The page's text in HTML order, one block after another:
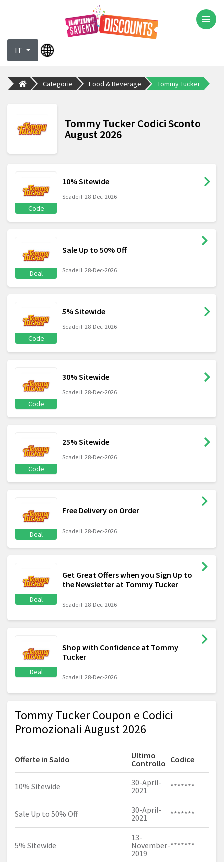
IT
Categorie Food & Beverage Tommy Tucker
Tommy Tucker Codici Sconto
August 2026
Code
10% Sitewide
Scade il: 28-Dec-2026
Deal
Sale Up to 50% Off
Scade il: 28-Dec-2026
Code
5% Sitewide
Scade il: 28-Dec-2026
Code
30% Sitewide
Scade il: 28-Dec-2026
Code
25% Sitewide
Scade il: 28-Dec-2026
Deal
Free Delivery on Order
Scade il: 28-Dec-2026
Deal
Get Great Offers when you Sign Up to
the Newsletter at Tommy Tucker
Scade il: 28-Dec-2026
Deal
Shop with Confidence at Tommy
Tucker
Scade il: 28-Dec-2026
Tommy Tucker Coupon e Codici
Promozionali August 2026
Offerte in Saldo
Ultimo
Controllo Codice
10% Sitewide
30-April-
2021
*******
Sale Up to 50% Off
30-April-
2021
*******
5% Sitewide
13-
November-
2019
*******